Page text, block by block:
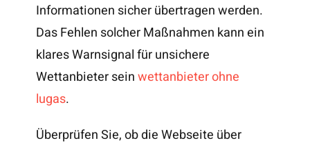
Informationen sicher übertragen werden.
Das Fehlen solcher Maßnahmen kann ein
klares Warnsignal für unsichere
Wettanbieter seinwettanbieter ohne
lugas.
Überprüfen Sie, ob die Webseite über